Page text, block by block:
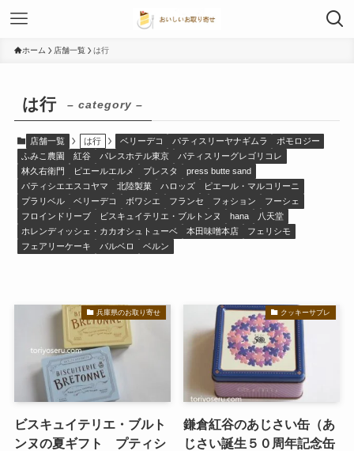
ホーム 店舗一覧 は行
は行 – category –
店舗一覧 は行 ベリーデコ パティスリーヤナギムラ
ポモロジー
ふみこ農園
紅谷 パレスホテル東京
パティスリーグレゴリコレ
林久右衛門
ピエールエルメ プレスタ
press butte sand
パティシエエスコヤマ
北陸製菓 ハロッズ
ピエール・マルコリーニ
プラリベル
ベリーデコ ボワシエ フランセ フォション
フーシェ
フロインドリーブ
ビスキュイテリエ・ブルトンヌ hana
八天堂
ホレンディッシェ・カカオシュトューベ
本田味噌本店
フェリシモ
フェアリーケーキ
バルベロ ベルン
兵庫県のお取り寄せ
ビスキュイテリエ・ブルト
ンヌの夏ギフト プティシ
クッキーサブレ
鎌倉紅谷のあじさい缶（あ
じさい誕生５０周年記念缶